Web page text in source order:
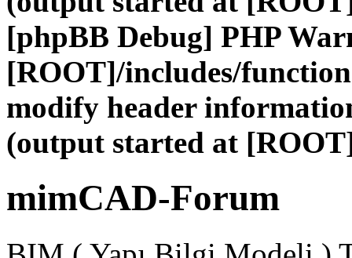
[phpBB Debug] PHP
[ROOT]/includes/
modify header
(output started at
mimCAD-Forum